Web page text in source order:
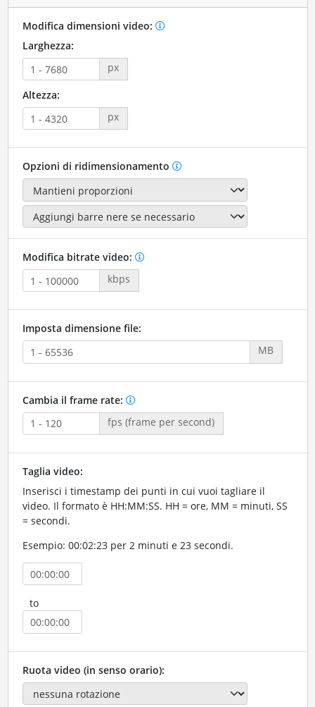
Modifica dimensioni video:
Larghezza:
px
Altezza:
px
Opzioni di ridimensionamento
Modifica bitrate video:
kbps
Imposta dimensione file:
MB
Cambia il frame rate:
fps (frame per second)
Taglia video:
Inserisci i timestamp dei punti in cui vuoi tagliare il
video. Il formato è HH:MM:SS. HH = ore, MM = minuti, SS
= secondi.
Esempio: 00:02:23 per 2 minuti e 23 secondi.
to
Ruota video (in senso orario):